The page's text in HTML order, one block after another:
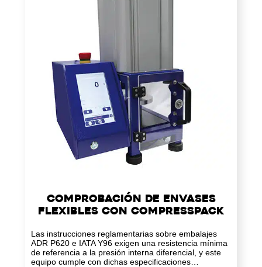
Comprobación de envases
flexibles con compresspack
Las instrucciones reglamentarias sobre embalajes
ADR P620 e IATA Y96 exigen una resistencia mínima
de referencia a la presión interna diferencial, y este
equipo cumple con dichas especificaciones…